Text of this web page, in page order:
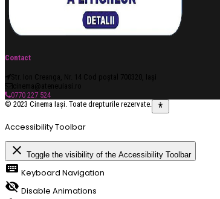
Contact
Str. Ion Creanga, Nr. 14 Cod poștal 700320, Iași
cinema@ateneuiasi.ro
0770 227 524
© 2023 Cinema Iași. Toate drepturile rezervate.
Accessibility Toolbar
close Toggle the visibility of the Accessibility Toolbar
keyboard Keyboard Navigation
visibility_off Disable Animations